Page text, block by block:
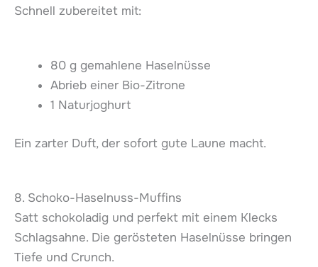
Schnell zubereitet mit:
80 g gemahlene Haselnüsse
Abrieb einer Bio-Zitrone
1 Naturjoghurt
Ein zarter Duft, der sofort gute Laune macht.
8. Schoko-Haselnuss-Muffins
Satt schokoladig und perfekt mit einem Klecks
Schlagsahne. Die gerösteten Haselnüsse bringen
Tiefe und Crunch.